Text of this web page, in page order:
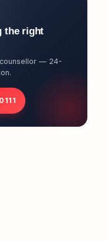
the right
counsellor — 24-